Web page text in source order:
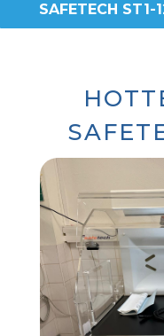
SAFETECH ST1-